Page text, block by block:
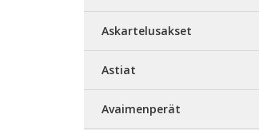
Askartelusakset
Astiat
Avaimenperät